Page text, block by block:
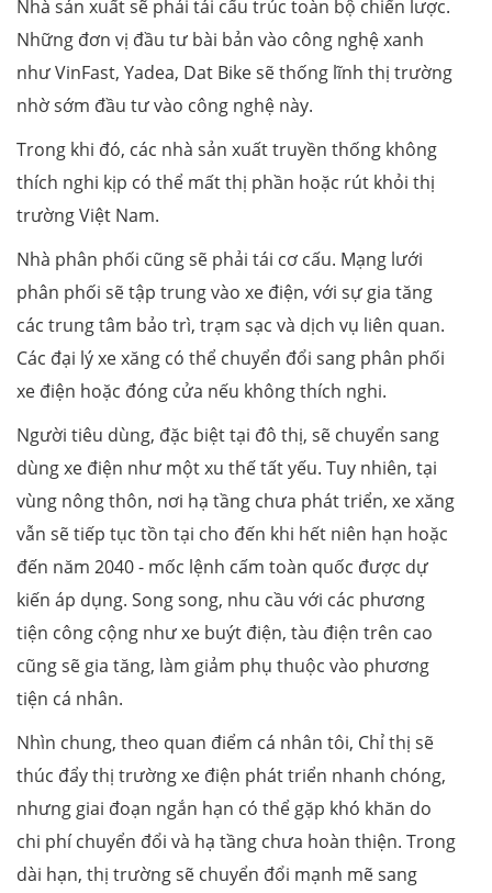
Nhà sản xuất sẽ phải tái cấu trúc toàn bộ chiến lược.
Những đơn vị đầu tư bài bản vào công nghệ xanh
như VinFast, Yadea, Dat Bike sẽ thống lĩnh thị trường
nhờ sớm đầu tư vào công nghệ này.
Trong khi đó, các nhà sản xuất truyền thống không
thích nghi kịp có thể mất thị phần hoặc rút khỏi thị
trường Việt Nam.
Nhà phân phối cũng sẽ phải tái cơ cấu. Mạng lưới
phân phối sẽ tập trung vào xe điện, với sự gia tăng
các trung tâm bảo trì, trạm sạc và dịch vụ liên quan.
Các đại lý xe xăng có thể chuyển đổi sang phân phối
xe điện hoặc đóng cửa nếu không thích nghi.
Người tiêu dùng, đặc biệt tại đô thị, sẽ chuyển sang
dùng xe điện như một xu thế tất yếu. Tuy nhiên, tại
vùng nông thôn, nơi hạ tầng chưa phát triển, xe xăng
vẫn sẽ tiếp tục tồn tại cho đến khi hết niên hạn hoặc
đến năm 2040 - mốc lệnh cấm toàn quốc được dự
kiến áp dụng. Song song, nhu cầu với các phương
tiện công cộng như xe buýt điện, tàu điện trên cao
cũng sẽ gia tăng, làm giảm phụ thuộc vào phương
tiện cá nhân.
Nhìn chung, theo quan điểm cá nhân tôi, Chỉ thị sẽ
thúc đẩy thị trường xe điện phát triển nhanh chóng,
nhưng giai đoạn ngắn hạn có thể gặp khó khăn do
chi phí chuyển đổi và hạ tầng chưa hoàn thiện. Trong
dài hạn, thị trường sẽ chuyển đổi mạnh mẽ sang